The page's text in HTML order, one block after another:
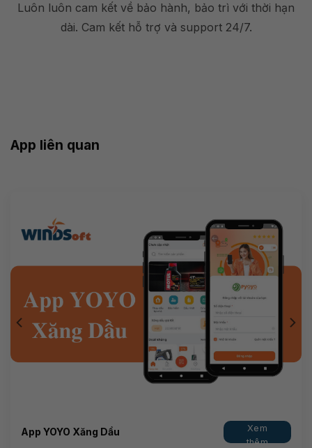
Luôn luôn cam kết về bảo hành, bảo trì với thời hạn
dài. Cam kết hỗ trợ và support 24/7.
App liên quan
App YOYO Xăng Dầu
Xem
thêm